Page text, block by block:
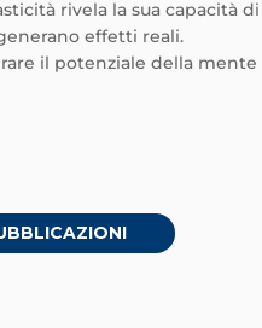
rivela la sua capacità
effetti reali.
il potenziale della